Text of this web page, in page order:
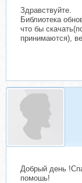
Здравствуйте.
Библиотека
что бы
принимаются),
Добрый день
помошь!